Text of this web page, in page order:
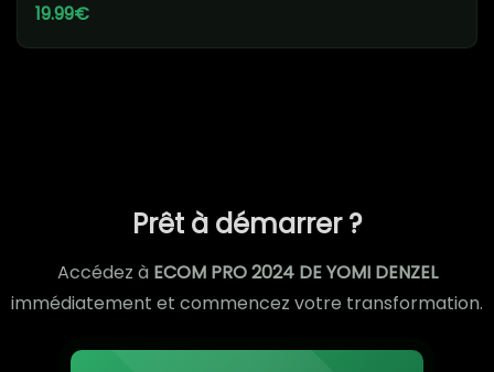
19.99€
Prêt à démarrer ?
Accédez à ECOM PRO 2024 DE YOMI DENZEL
immédiatement et commencez votre transformation.